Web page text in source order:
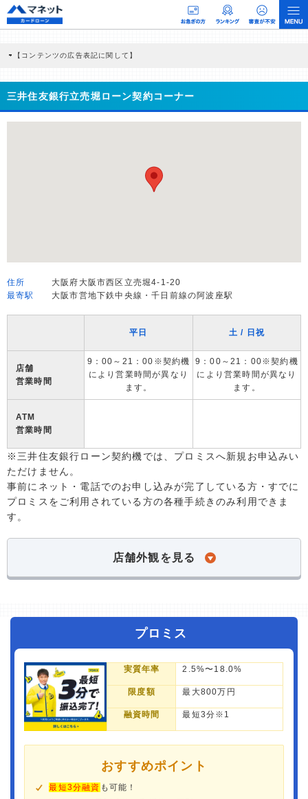
【コンテンツの広告表記に関して】
商品を根拠なくPRするものではなく、当編集部の調査／ユーザーへの口コミ収集な
どに基づき、公平性を担保した情報提供を行っています。
>提携企業一覧
三井住友銀行立売堀ローン契約コーナー
住所
大阪府大阪市西区立売堀4-1-20
最寄駅
大阪市営地下鉄中央線・千日前線の阿波座駅
平日 土 / 日祝
店舗
営業時間
9：00～21：00※契約機
により営業時間が異なり
ます。
9：00～21：00※契約機
により営業時間が異なり
ます。
ATM
営業時間
※三井住友銀行ローン契約機では、プロミスへ新規お申込みい
ただけません。
事前にネット・電話でのお申し込みが完了している方・すでに
プロミスをご利用されている方の各種手続きのみ利用できま
す。
店舗外観を見る
プロミス
実質年率 2.5%〜18.0%
限度額 最大800万円
融資時間 最短3分※1
おすすめポイント
最短3分融資 も可能！